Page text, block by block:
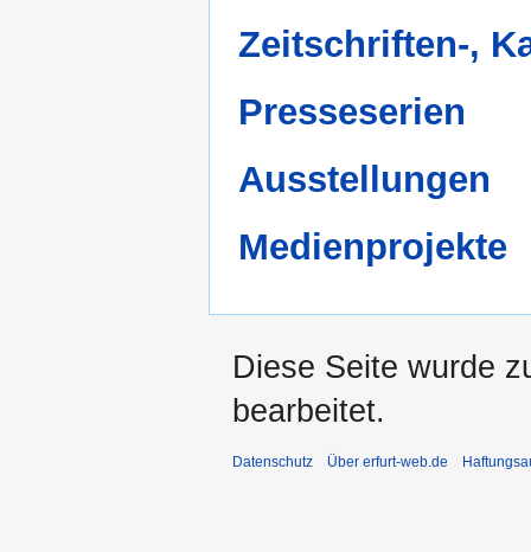
Zeitschriften-,
Presseserien
Ausstellungen
Medienprojekte
Diese Seite wurde
bearbeitet.
Datenschutz Über erfurt-web.de